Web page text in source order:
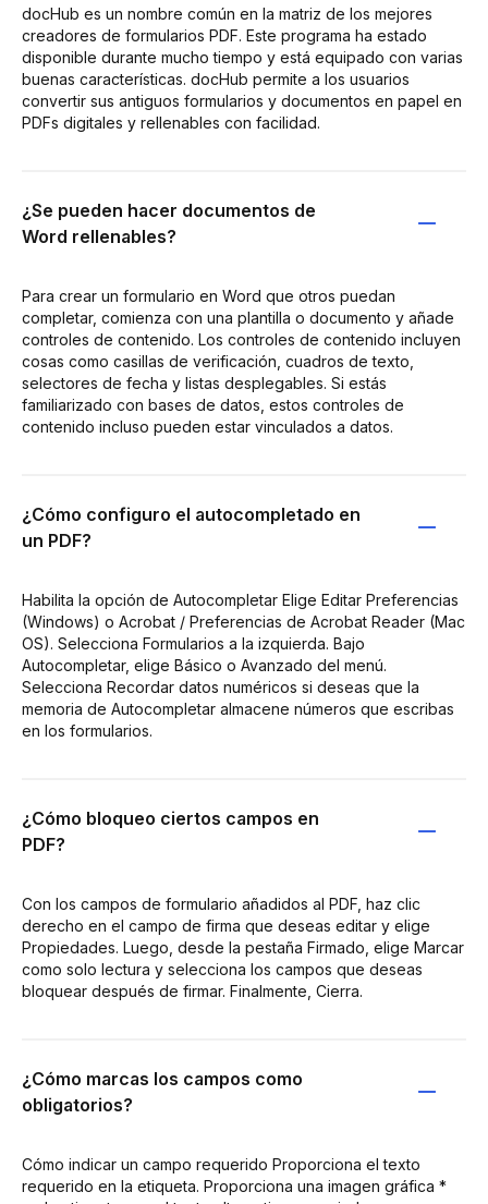
docHub es un nombre común en la matriz de los mejores
creadores de formularios PDF. Este programa ha estado
disponible durante mucho tiempo y está equipado con varias
buenas características. docHub permite a los usuarios
convertir sus antiguos formularios y documentos en papel en
PDFs digitales y rellenables con facilidad.
¿Se pueden hacer documentos de
Word rellenables?
Para crear un formulario en Word que otros puedan
completar, comienza con una plantilla o documento y añade
controles de contenido. Los controles de contenido incluyen
cosas como casillas de verificación, cuadros de texto,
selectores de fecha y listas desplegables. Si estás
familiarizado con bases de datos, estos controles de
contenido incluso pueden estar vinculados a datos.
¿Cómo configuro el autocompletado en
un PDF?
Habilita la opción de Autocompletar Elige Editar Preferencias
(Windows) o Acrobat / Preferencias de Acrobat Reader (Mac
OS). Selecciona Formularios a la izquierda. Bajo
Autocompletar, elige Básico o Avanzado del menú.
Selecciona Recordar datos numéricos si deseas que la
memoria de Autocompletar almacene números que escribas
en los formularios.
¿Cómo bloqueo ciertos campos en
PDF?
Con los campos de formulario añadidos al PDF, haz clic
derecho en el campo de firma que deseas editar y elige
Propiedades. Luego, desde la pestaña Firmado, elige Marcar
como solo lectura y selecciona los campos que deseas
bloquear después de firmar. Finalmente, Cierra.
¿Cómo marcas los campos como
obligatorios?
Cómo indicar un campo requerido Proporciona el texto
requerido en la etiqueta. Proporciona una imagen gráfica *